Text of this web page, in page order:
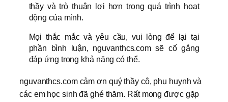
thầy và trò thuận lợi hơn trong quá trình hoạt
động của mình.
Mọi thắc mắc và yêu cầu, vui lòng để lại tại
phần bình luận, nguvanthcs.com sẽ cố gắng
đáp ứng trong khả năng có thể.
nguvanthcs.com cảm ơn quý thầy cô, phụ huynh và
các em học sinh đã ghé thăm. Rất mong được gặp